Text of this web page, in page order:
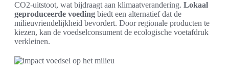
CO2-uitstoot, wat bijdraagt aan klimaatverandering. Lokaal
geproduceerde voeding biedt een alternatief dat de
milieuvriendelijkheid bevordert. Door regionale producten te
kiezen, kan de voedselconsument de ecologische voetafdruk
verkleinen.